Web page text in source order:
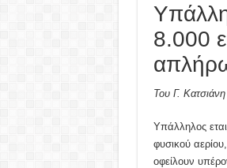
8.000
Του Γ. Κατσιάνη
Υπάλληλος
φυσικού
οφείλουν